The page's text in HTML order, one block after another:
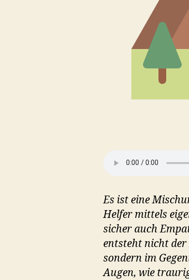
Es ist eine
Helfer mittels
sicher auch
entsteht nicht
sondern im
Augen, wie